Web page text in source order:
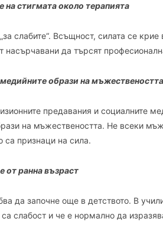
на стигмата около терапията
слабите“. Всъщност, силата се
насърчавани да търсят
образи на мъжествеността
предавания и социалните
на мъжествеността. Не всеки
са признаци на сила.
от ранна възраст
да започне още в детството. В
слабост и че е нормално да